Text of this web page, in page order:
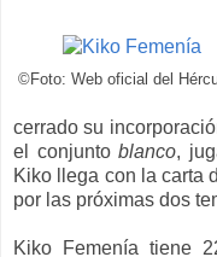
©Foto: Web oficial del
cerrado su
el conjuntoblanco,
Kiko llega con la carta
por las próximas dos
Kiko Femenía tiene